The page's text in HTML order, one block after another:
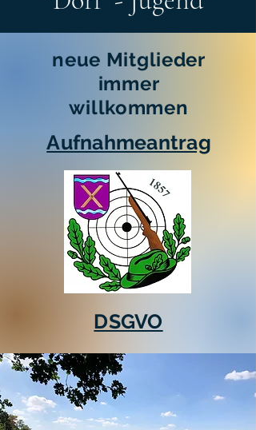
neue Mitglieder
immer
willkommen
Aufnahmeantrag
DSGVO